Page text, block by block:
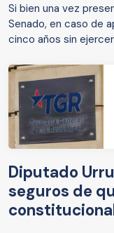
Si bien una vez
Senado, en caso de
cinco años sin
Diputado
seguros de